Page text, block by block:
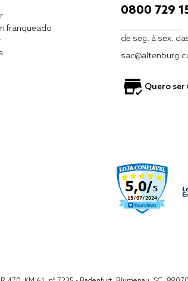
franqueado
0800 729
de seg. à sex.
Quero